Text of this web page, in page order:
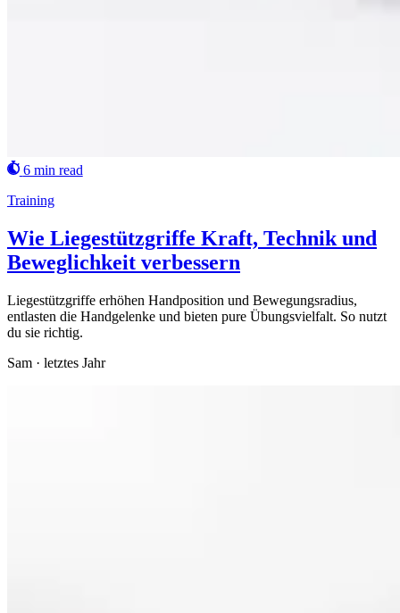
6 min read
Training
Wie Liegestützgriffe Kraft, Technik und
Beweglichkeit verbessern
Liegestützgriffe erhöhen Handposition und Bewegungsradius,
entlasten die Handgelenke und bieten pure Übungsvielfalt. So nutzt
du sie richtig.
Sam · letztes Jahr